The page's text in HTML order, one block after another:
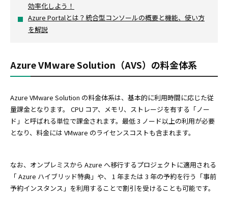
効率化しよう！
Azure Portalとは？統合型コンソールの概要と機能、使い方
を解説
Azure VMware Solution（AVS）の料金体系
Azure VMware Solution の料金体系は、基本的に利用時間に応じた従
量課金となります。 CPU コア、メモリ、ストレージを有する「ノー
ド」と呼ばれる単位で課金されます。最低 3 ノード以上の利用が必要
となり、料金には VMware のライセンスコストも含まれます。
なお、オンプレミスから Azure へ移行するプロジェクトに適用される
「 Azure ハイブリッド特典」や、 1 年または 3 年の予約を行う「事前
予約インスタンス」を利用することで割引を受けることも可能です。